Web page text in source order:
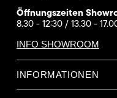
Öffnungszeiten
8.30 - 12:30 / 13.30 -
INFO SHOWROOM
INFORMATIONEN